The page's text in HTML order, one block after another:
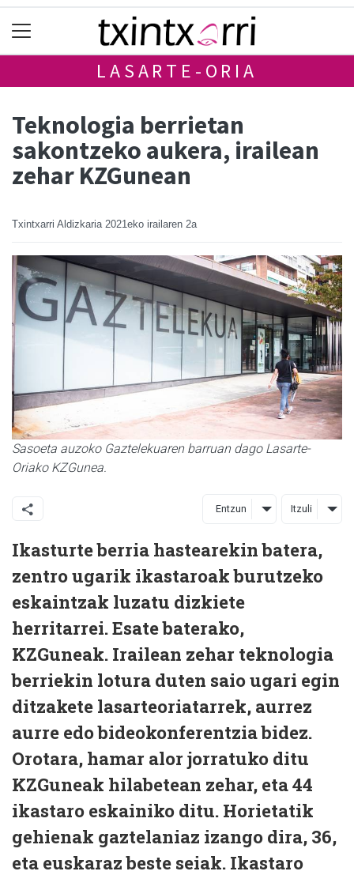
LASARTE-ORIA
Teknologia berrietan
sakontzeko aukera, irailean
zehar KZGunean
Txintxarri Aldizkaria 2021eko irailaren 2a
Sasoeta auzoko Gaztelekuaren barruan dago Lasarte-
Oriako KZGunea.
Entzun Itzuli
Ikasturte berria hastearekin batera,
zentro ugarik ikastaroak burutzeko
eskaintzak luzatu dizkiete
herritarrei. Esate baterako,
KZGuneak. Irailean zehar teknologia
berriekin lotura duten saio ugari egin
ditzakete lasarteoriatarrek, aurrez
aurre edo bideokonferentzia bidez.
Orotara, hamar alor jorratuko ditu
KZGuneak hilabetean zehar, eta 44
ikastaro eskainiko ditu. Horietatik
gehienak gaztelaniaz izango dira, 36,
eta euskaraz beste seiak. Ikastaro